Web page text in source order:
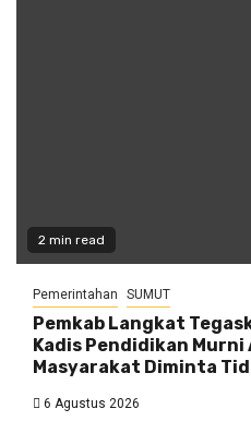
2 min read
Pemerintahan SUMUT
Pemkab Langkat
Kadis Pendidikan Murni
Masyarakat Diminta
6 Agustus 2026